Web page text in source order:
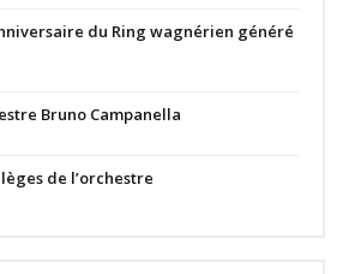
du Ring wagnérien généré
Bruno Campanella
de l’orchestre